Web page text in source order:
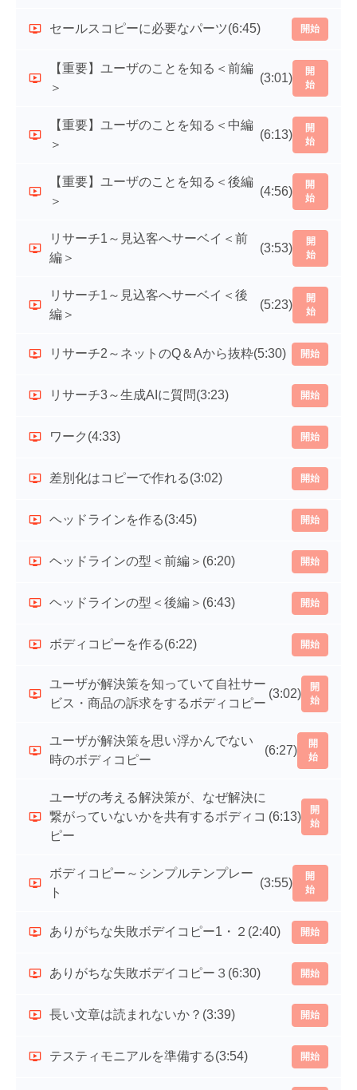
セールスコピーに必要なパーツ(6:45) 開始
【重要】ユーザのことを知る＜前編
＞
(3:01)
開
始
【重要】ユーザのことを知る＜中編
＞
(6:13)
開
始
【重要】ユーザのことを知る＜後編
＞
(4:56)
開
始
リサーチ1～見込客へサーベイ＜前
編＞
(3:53)
開
始
リサーチ1～見込客へサーベイ＜後
編＞
(5:23)
開
始
リサーチ2～ネットのQ＆Aから抜粋(5:30) 開始
リサーチ3～生成AIに質問(3:23) 開始
ワーク (4:33) 開始
差別化はコピーで作れる(3:02) 開始
ヘッドラインを作る(3:45) 開始
ヘッドラインの型＜前編＞ (6:20) 開始
ヘッドラインの型＜後編＞ (6:43) 開始
ボディコピーを作る(6:22) 開始
ユーザが解決策を知っていて自社サー
ビス・商品の訴求をするボディコピー
(3:02)
開
始
ユーザが解決策を思い浮かんでない
時のボディコピー
(6:27)
開
始
ユーザの考える解決策が、なぜ解決に
繋がっていないかを共有するボディコ
ピー
(6:13)
開
始
ボディコピー～シンプルテンプレー
ト
(3:55)
開
始
ありがちな失敗ボデイコピー1・２ (2:40) 開始
ありがちな失敗ボデイコピー３ (6:30) 開始
長い文章は読まれないか？ (3:39) 開始
テスティモニアルを準備する(3:54) 開始